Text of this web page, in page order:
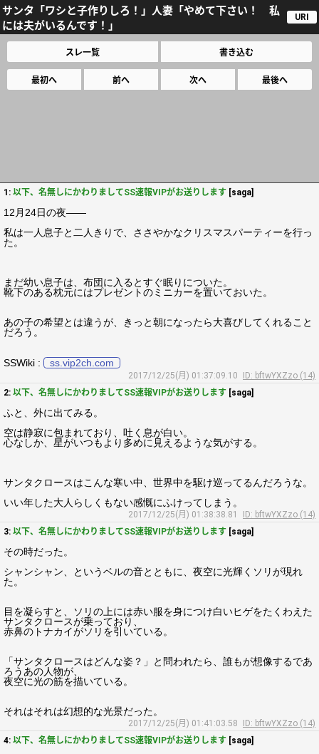
サンタ「ワシと子作りしろ！」人妻「やめて下さい！ 私
には夫がいるんです！」
URI
スレ一覧 書き込む
最初へ 前へ 次へ 最後へ
1: 以下、名無しにかわりましてSS速報VIPがお送りします [saga]
12月24日の夜――
私は一人息子と二人きりで、ささやかなクリスマスパーティーを行っ
た。
まだ幼い息子は、布団に入るとすぐ眠りについた。
靴下のある枕元にはプレゼントのミニカーを置いておいた。
あの子の希望とは違うが、きっと朝になったら大喜びしてくれること
だろう。
SSWiki : ss.vip2ch.com
2017/12/25(月) 01:37:09.10
ID: bftwYXZzo (14)
2: 以下、名無しにかわりましてSS速報VIPがお送りします [saga]
ふと、外に出てみる。
空は静寂に包まれており、吐く息が白い。
心なしか、星がいつもより多めに見えるような気がする。
サンタクロースはこんな寒い中、世界中を駆け巡ってるんだろうな。
いい年した大人らしくもない感慨にふけってしまう。
2017/12/25(月) 01:38:38.81
ID: bftwYXZzo (14)
3: 以下、名無しにかわりましてSS速報VIPがお送りします [saga]
その時だった。
シャンシャン、というベルの音とともに、夜空に光輝くソリが現れ
た。
目を凝らすと、ソリの上には赤い服を身につけ白いヒゲをたくわえた
サンタクロースが乗っており、
赤鼻のトナカイがソリを引いている。
「サンタクロースはどんな姿？」と問われたら、誰もが想像するであ
ろうあの人物が、
夜空に光の筋を描いている。
それはそれは幻想的な光景だった。
2017/12/25(月) 01:41:03.58
ID: bftwYXZzo (14)
4: 以下、名無しにかわりましてSS速報VIPがお送りします [saga]